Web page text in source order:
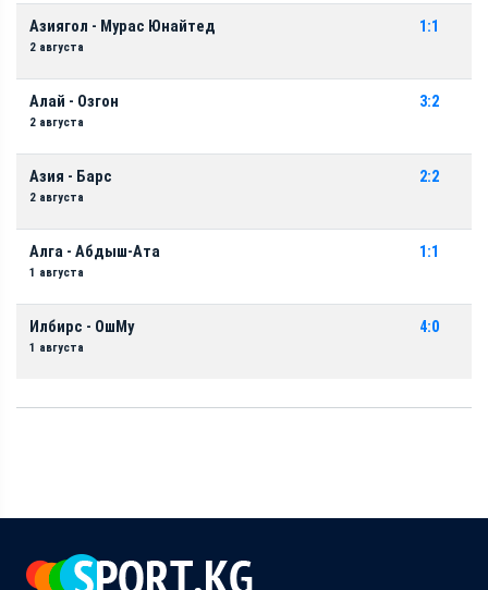
Азиягол - Мурас Юнайтед
2 августа
1:1
Алай - Озгон
2 августа
3:2
Азия - Барс
2 августа
2:2
Алга - Абдыш-Ата
1 августа
1:1
Илбирс - ОшМу
1 августа
4:0